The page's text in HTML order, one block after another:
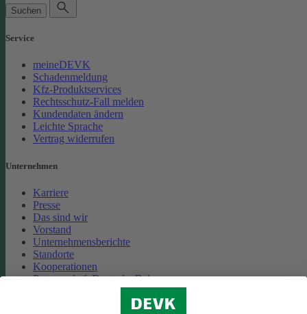
Suchen
Service
meineDEVK
Schadenmeldung
Kfz-Produktservices
Rechtsschutz-Fall melden
Kundendaten ändern
Leichte Sprache
Vertrag widerrufen
Unternehmen
Karriere
Presse
Das sind wir
Vorstand
Unternehmensberichte
Standorte
Kooperationen
Partnerschaft Deutsche Bahn